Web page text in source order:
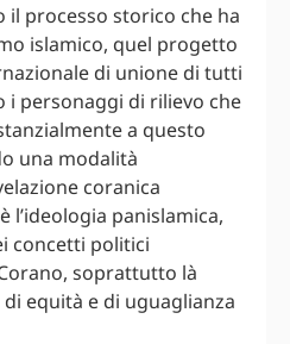
processo storico che ha
islamico, quel progetto
di unione di tutti
i personaggi di rilievo che
a questo
una modalità
coranica
l’ideologia panislamica,
concetti politici
soprattutto là
equità e di uguaglianza